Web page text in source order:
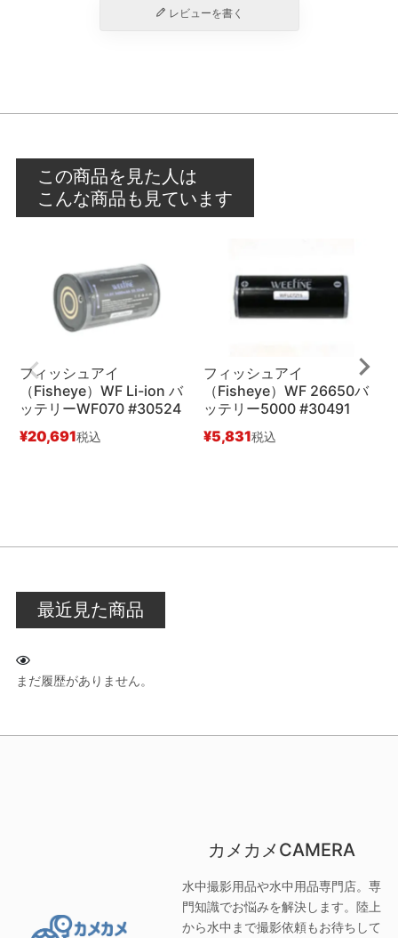
レビューを書く
この商品を見た人は
こんな商品も見ています
フィッシュアイ
（Fisheye）WF Li-ion バ
ッテリーWF070 #30524
¥20,691税込
フィッシュアイ
（Fisheye）WF 26650バ
ッテリー5000 #30491
¥5,831税込
最近見た商品
まだ履歴がありません。
カメカメCAMERA
水中撮影用品や水中用品専門店。専
門知識でお悩みを解決します。陸上
から水中まで撮影依頼もお待ちして